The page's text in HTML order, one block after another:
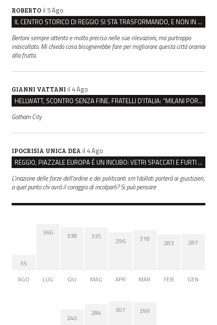
ROBERTO il 5 Ago
IL CENTRO STORICO DI REGGIO SI STA TRASFORMANDO, E NON IN MEGLIO
Bertoni sempre attento e molto preciso nelle sue rilevazioni, ma purtroppo
inascoltato. Mi chiedo cosa bisognerebbe fare per migliorare questa città oramai
alla frutta.
GIANNI VATTANI il 4 Ago
HELLWATT, SCONTRO SENZA FINE. FRATELLI D’ITALIA: “MILANI PORTA DOCUMENTI, DE FRANCO INSULTI”
Gotham City
IPOCRISIA UNICA DEA il 4 Ago
REGGIO, PIAZZALE EUROPA È UN INCUBO: VETRI SPACCATI E FURTI SULLE AUTO IN SOSTA
L'inazione delle forze dell'ordine e dei politicanti sm1dollati porterà ai giustizieri,
a quel punto chi avrà il coraggio di incolparli? Si può pensare
55
AGO
366
LUG
338
GIU
335
MAG
296
APR
318
MAR
283
FEB
287
GEN
240
284 307 299